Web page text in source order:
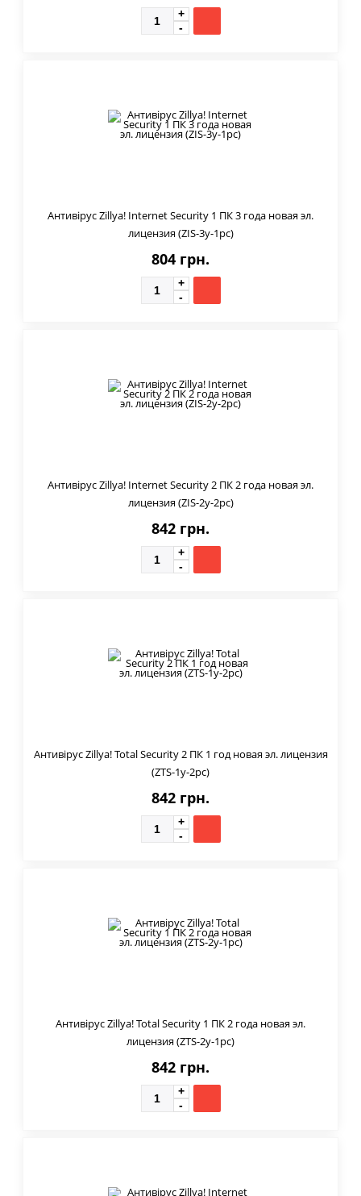
Антивірус Zillya! Internet Security 1 ПК 3 года новая эл.
лицензия (ZIS-3y-1pc)
804 грн.
Антивірус Zillya! Internet Security 2 ПК 2 года новая эл.
лицензия (ZIS-2y-2pc)
842 грн.
Антивірус Zillya! Total Security 2 ПК 1 год новая эл. лицензия
(ZTS-1y-2pc)
842 грн.
Антивірус Zillya! Total Security 1 ПК 2 года новая эл.
лицензия (ZTS-2y-1pc)
842 грн.